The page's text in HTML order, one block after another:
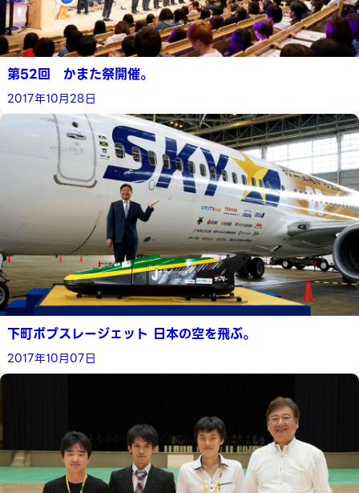
第52回 かまた祭開催。
2017年10月28日
下町ボブスレージェット 日本の空を飛ぶ。
2017年10月07日